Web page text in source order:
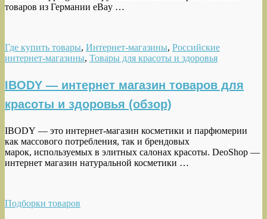
товаров из Германии eBay …
Где купить товары, Интернет-магазины, Российские
интернет-магазины, Товары для красоты и здоровья
IBODY — интернет магазин товаров для
красоты и здоровья (обзор)
IBODY — это интернет-магазин косметики и парфюмерии
как массового потребления, так и брендовых
марок, используемых в элитных салонах красоты. DeoShop —
интернет магазин натуральной косметики …
Подборки товаров